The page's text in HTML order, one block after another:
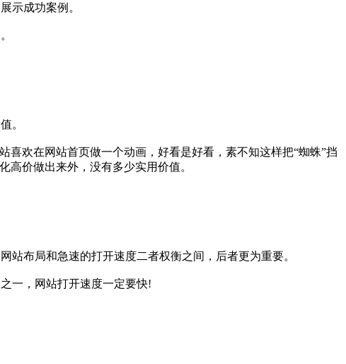
示成功案例。
。
欢在网站首页做一个动画，好看是好看，素不知这样把“蜘蛛”挡
高价做出来外，没有多少实用价值。
布局和急速的打开速度二者权衡之间，后者更为重要。
一，网站打开速度一定要快!